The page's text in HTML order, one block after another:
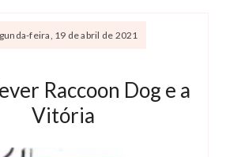
feira, 19 de abril de 2021
Raccoon Dog e a
Vitória